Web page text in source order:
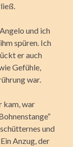
und ich
spüren. Ich
er auch
Gefühle,
war.
kam, war
und
Anzug, der